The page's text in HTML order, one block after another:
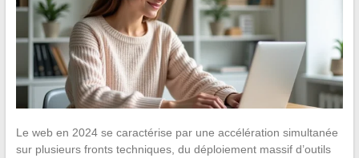
Le web en 2024 se caractérise par une accélération simultanée
sur plusieurs fronts techniques, du déploiement massif d’outils